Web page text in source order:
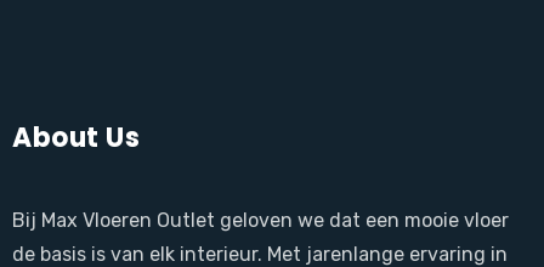
About Us
Bij Max Vloeren Outlet geloven we dat een mooie vloer
de basis is van elk interieur. Met jarenlange ervaring in